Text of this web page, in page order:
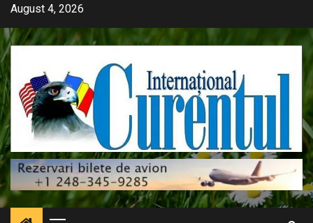
Skip
content
August 4, 2026